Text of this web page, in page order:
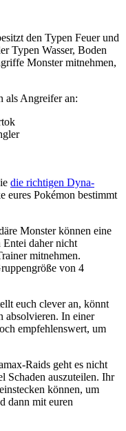
den Typen Feuer und
Typen Wasser, Boden
Monster mitnehmen,
als Angreifer an:
die richtigen Dyna-
eures Pokémon bestimmt
Monster können eine
Entei daher nicht
mitnehmen.
von 4
euch clever an, könnt
absolvieren. In einer
empfehlenswert, um
Raids geht es nicht
Schaden auszuteilen. Ihr
können, um
dann mit euren